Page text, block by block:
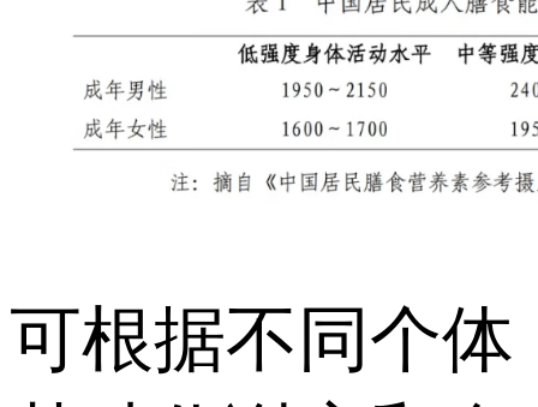
可根据不同个体